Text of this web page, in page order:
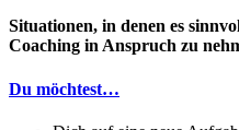
Situationen, in denen es
Coaching in Anspruch zu
Du möchtest…